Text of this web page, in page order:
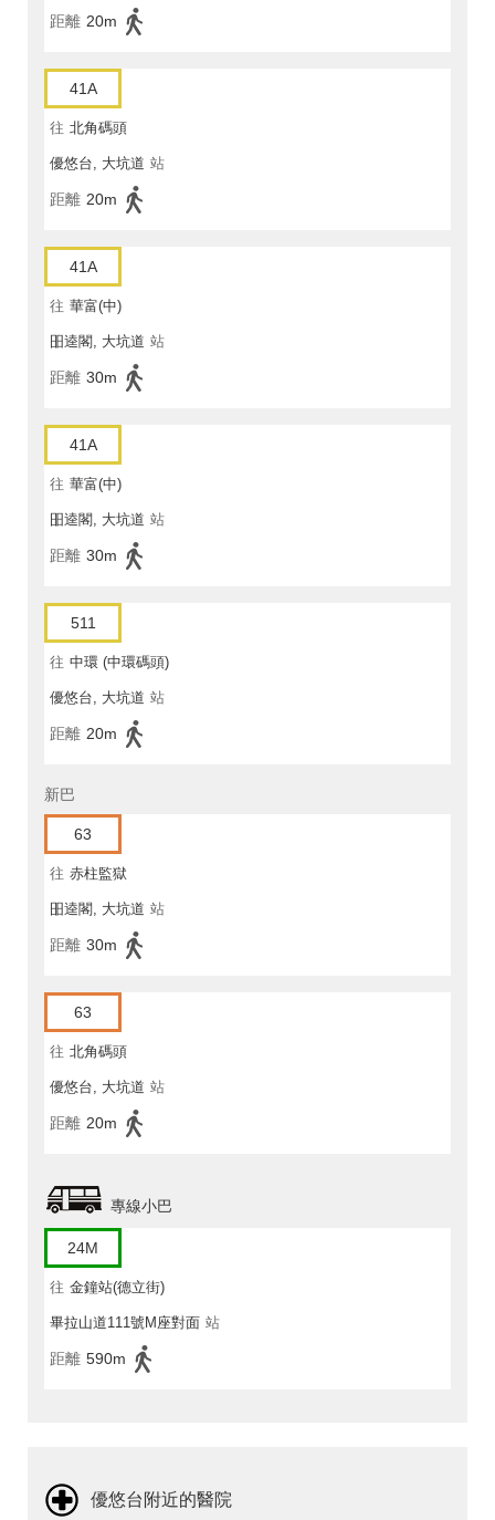
距離 20m
41A
往 北角碼頭
優悠台, 大坑道 站
距離 20m
41A
往 華富(中)
昍逵閣, 大坑道 站
距離 30m
41A
往 華富(中)
昍逵閣, 大坑道 站
距離 30m
511
往 中環 (中環碼頭)
優悠台, 大坑道 站
距離 20m
新巴
63
往 赤柱監獄
昍逵閣, 大坑道 站
距離 30m
63
往 北角碼頭
優悠台, 大坑道 站
距離 20m
專線小巴
24M
往 金鐘站(德立街)
畢拉山道111號M座對面 站
距離 590m
優悠台附近的醫院